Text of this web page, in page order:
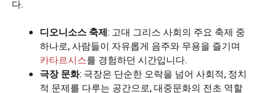
다.
디오니소스 축제: 고대 그리스 사회의 주요 축제 중
하나로, 사람들이 자유롭게 음주와 무용을 즐기며
카타르시스를 경험하던 시간입니다.
극장 문화: 극장은 단순한 오락을 넘어 사회적, 정치
적 문제를 다루는 공간으로, 대중문화의 전초 역할